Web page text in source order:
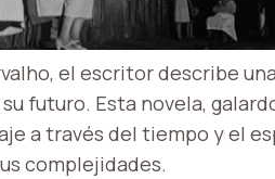
el escritor describe
futuro. Esta novela,
a través del tiempo y el
complejidades.